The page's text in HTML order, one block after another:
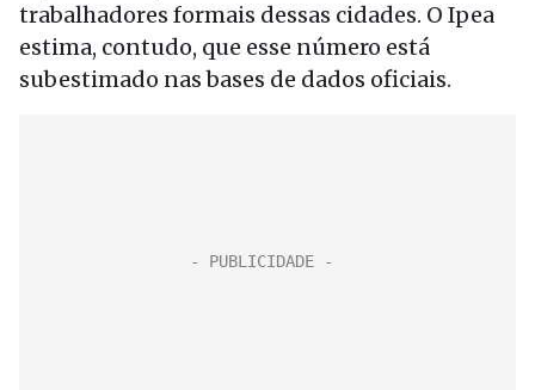
trabalhadores formais dessas cidades. O Ipea
estima, contudo, que esse número está
subestimado nas bases de dados oficiais.